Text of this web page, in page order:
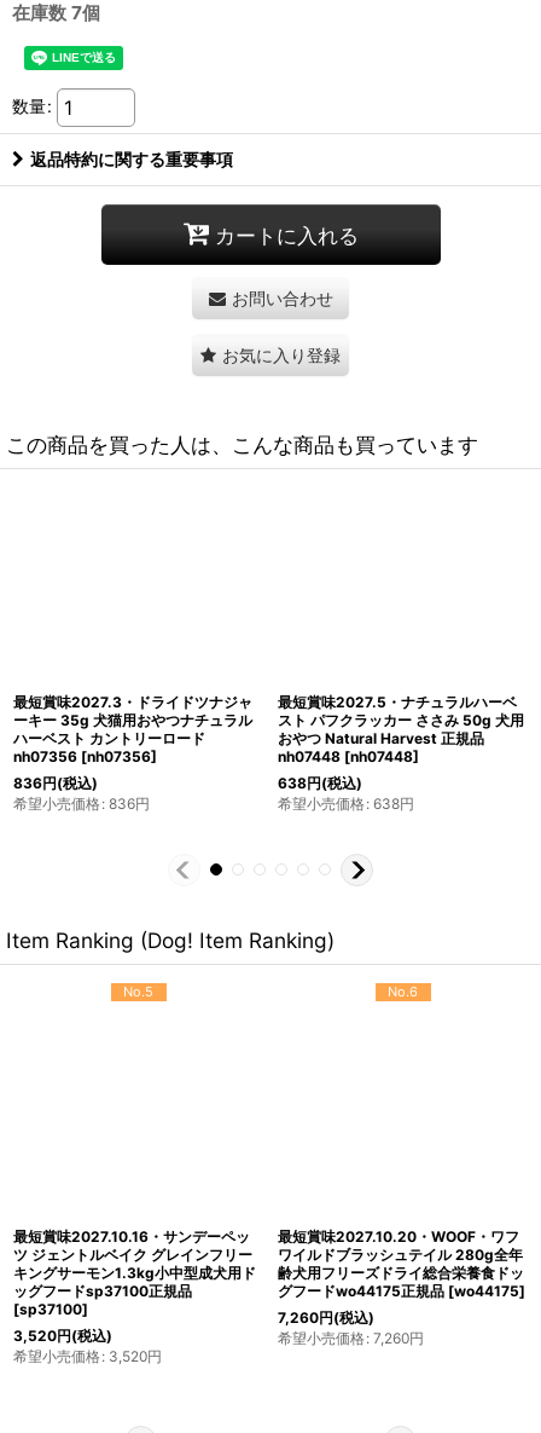
在庫数 7個
数量:
返品特約に関する重要事項
カートに入れる
お問い合わせ
お気に入り登録
この商品を買った人は、こんな商品も買っています
最短賞味2027.5・ナチュラルハーベ
スト プロバイオビスケット・グルコサ
ミン 80g 犬用おやつ Natural
Harvest 正規品 nh07530
[nh07530]
572円(税込)
最短賞味2027.6・パウダーフード ミ
ルクエイド 150g犬猫用ナチュラルハ
ーベスト/カントリーロードnh09718
[nh09718 ]
1,760円(税込)
希望小売価格: 1,760円
Item Ranking (Dog! Item Ranking)
No.5
最短賞味2027.10.16・サンデーペッ
ツ ジェントルベイク グレインフリー
キングサーモン1.3kg小中型成犬用ド
ッグフードsp37100正規品
[sp37100]
3,520円(税込)
希望小売価格: 3,520円
No.6
最短賞味2027.10.20・WOOF・ワフ
ワイルドブラッシュテイル 280g全年
齢犬用フリーズドライ総合栄養食ドッ
グフードwo44175正規品 [wo44175]
7,260円(税込)
希望小売価格: 7,260円